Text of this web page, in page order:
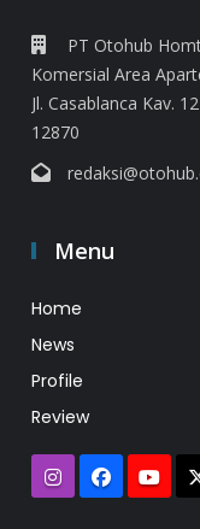
PT Otohub
Komersial Area
Jl. Casablanca Kav.
12870
Menu
Home
News
Profile
Review